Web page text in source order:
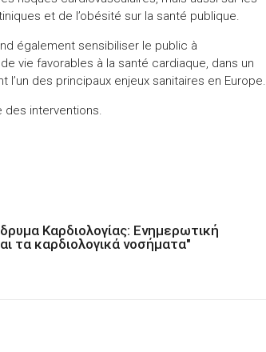
et de l’obésité sur la santé publique.
également sensibiliser le public à
vie favorables à la santé cardiaque, dans un
des principaux enjeux sanitaires en Europe.
des interventions.
Καρδιολογίας: Ενημερωτική
τα καρδιολογικά νοσήματα"